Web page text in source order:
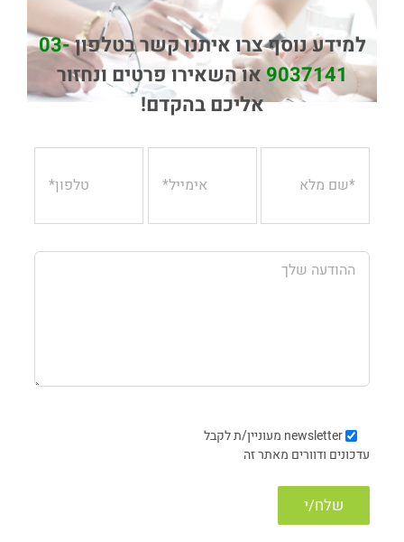
למידע נוסף צרו איתנו קשר בטלפון03-
9037141או השאירו פרטים ונחזור
אליכם בהקדם!
newsletter מעוניין/ת לקבל
עדכונים ודוורים מאתר זה